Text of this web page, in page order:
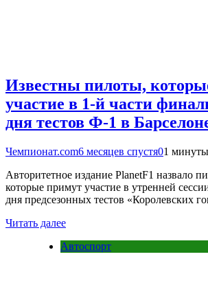
Известны пилоты,
участие в 1-й части
дня тестов Ф-1 в
Чемпионат.com6 месяцев спустя01 минуты
Авторитетное издание PlanetF1 назвало
которые примут участие в утренней
дня предсезонных тестов «Королевских
Читать далее
Автоспорт